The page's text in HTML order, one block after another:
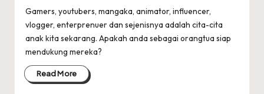
Gamers, youtubers, mangaka, animator, influencer,
vlogger, enterprenuer dan sejenisnya adalah cita-cita
anak kita sekarang. Apakah anda sebagai orangtua siap
mendukung mereka?
Read More